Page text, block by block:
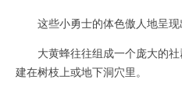
这些小勇士的体色傲人地呈现
大黄蜂往往组成一个庞大的社
建在树枝上或地下洞穴里。